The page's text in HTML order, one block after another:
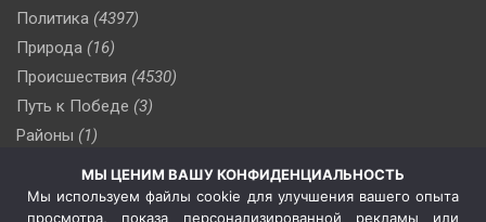
Политика (4397)
Природа (16)
Происшествия (4530)
Путь к Победе (3)
Районы (1)
(510)
Сельское хозяйство (3)
МЫ ЦЕНИМ ВАШУ КОНФИДЕНЦИАЛЬНОСТЬ
Мы используем файлы cookie для улучшения вашего опыта
просмотра, показа персонализированной рекламы или